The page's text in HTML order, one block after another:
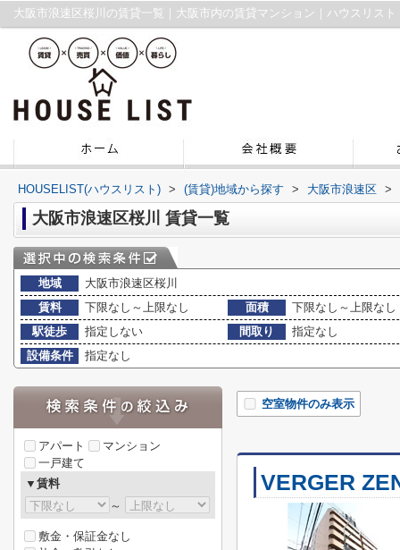
大阪市浪速区桜川の賃貸一覧｜大阪市内の賃貸マンション｜ハウスリスト
HOUSELIST(ハウスリスト) > (賃貸)地域から探す > 大阪市浪速区 >
大阪市浪速区桜川 賃貸一覧
地域
大阪市浪速区桜川
賃料
下限なし～上限なし 面積
下限なし～上限なし
駅徒歩
指定しない 間取り
指定なし
設備条件
指定なし
空室物件のみ表示
VERGER
アパート
マンション
一戸建て
▼賃料
～
敷金・保証金なし